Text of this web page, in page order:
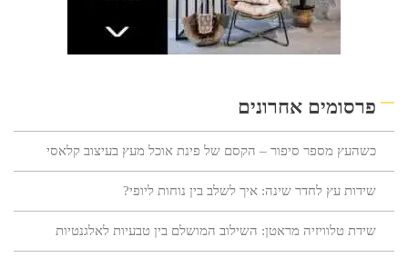
פרסומים אחרונים
כשהעץ מספר סיפור – הקסם של פינת אוכל מעץ בעיצוב קלאסי
שידות עץ לחדר שינה: איך לשלב בין נוחות ליופי?
שידת טלוויזיה מראטן: השילוב המושלם בין טבעיות לאלגנטיות